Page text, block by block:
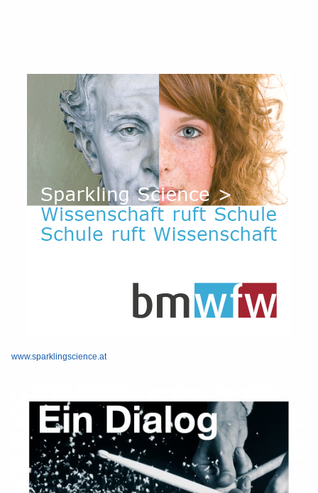
www.sparklingscience.at